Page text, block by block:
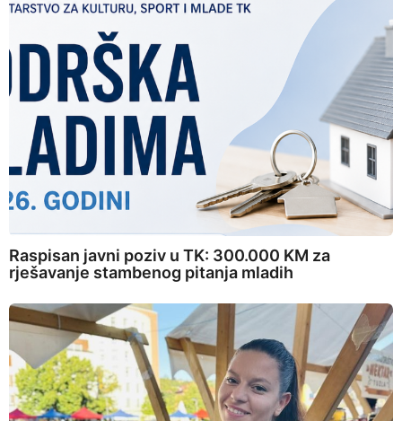
Raspisan javni poziv u TK: 300.000 KM za
rješavanje stambenog pitanja mladih